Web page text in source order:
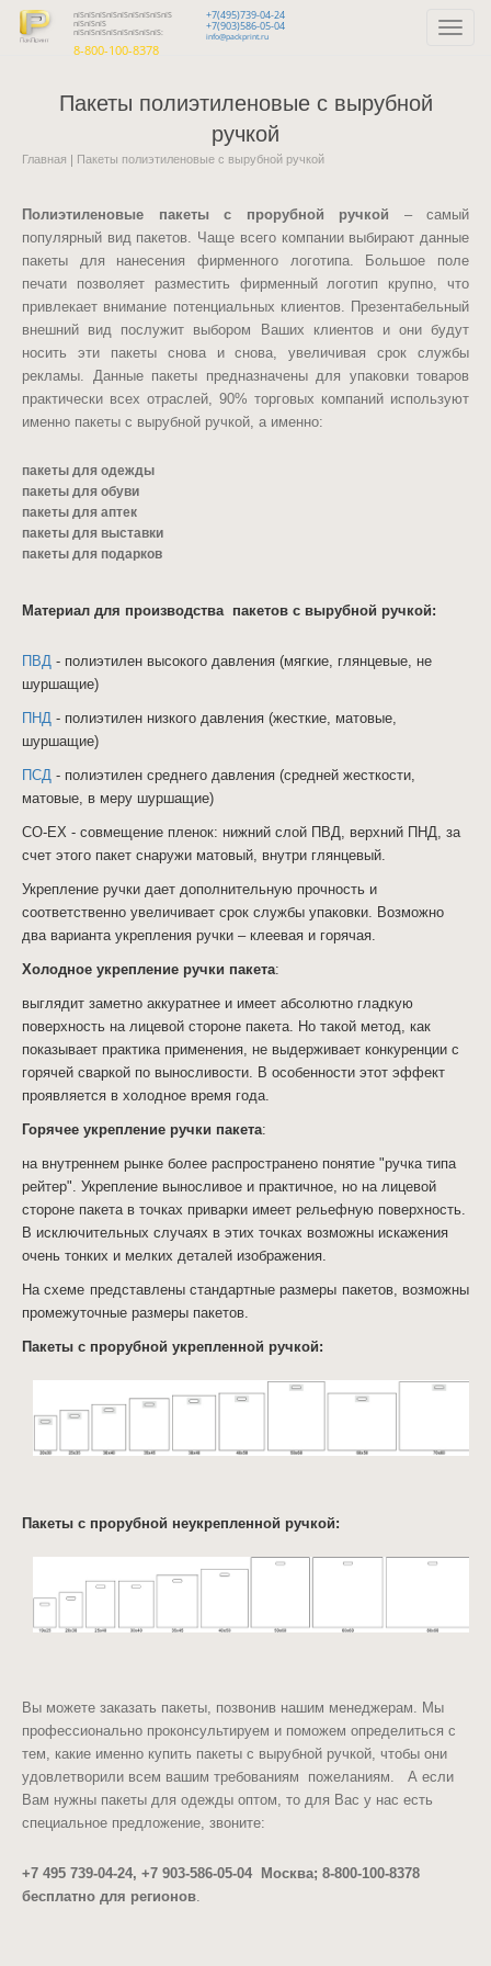
пїЅпїЅпїЅпїЅпїЅпїЅпїЅпїЅпїЅ
пїЅпїЅпїЅ
пїЅпїЅпїЅпїЅпїЅпїЅпїЅпїЅ:
8-800-100-8378
+7(495)739-04-24
+7(903)586-05-04
info@packprint.ru
Toggle
Пакеты полиэтиленовые с вырубной
ручкой
Главная Пакеты полиэтиленовые с вырубной ручкой
Полиэтиленовые пакеты с прорубной ручкой – самый
популярный вид пакетов. Чаще всего компании выбирают данные
пакеты для нанесения фирменного логотипа. Большое поле
печати позволяет разместить фирменный логотип крупно, что
привлекает внимание потенциальных клиентов. Презентабельный
внешний вид послужит выбором Ваших клиентов и они будут
носить эти пакеты снова и снова, увеличивая срок службы
рекламы. Данные пакеты предназначены для упаковки товаров
практически всех отраслей, 90% торговых компаний используют
именно пакеты с вырубной ручкой, а именно:
пакеты для одежды
пакеты для обуви
пакеты для аптек
пакеты для выставки
пакеты для подарков
Материал для производства пакетов с вырубной ручкой:
ПВД - полиэтилен высокого давления (мягкие, глянцевые, не
шуршащие)
ПНД - полиэтилен низкого давления (жесткие, матовые,
шуршащие)
ПСД - полиэтилен среднего давления (средней жесткости,
матовые, в меру шуршащие)
CO-EX - совмещение пленок: нижний слой ПВД, верхний ПНД, за
счет этого пакет снаружи матовый, внутри глянцевый.
Укрепление ручки дает дополнительную прочность и
соответственно увеличивает срок службы упаковки. Возможно
два варианта укрепления ручки – клеевая и горячая.
Холодное укрепление ручки пакета:
выглядит заметно аккуратнее и имеет абсолютно гладкую
поверхность на лицевой стороне пакета. Но такой метод, как
показывает практика применения, не выдерживает конкуренции с
горячей сваркой по выносливости. В особенности этот эффект
проявляется в холодное время года.
Горячее укрепление ручки пакета:
на внутреннем рынке более распространено понятие "ручка типа
рейтер". Укрепление выносливое и практичное, но на лицевой
стороне пакета в точках приварки имеет рельефную поверхность.
В исключительных случаях в этих точках возможны искажения
очень тонких и мелких деталей изображения.
На схеме представлены стандартные размеры пакетов, возможны
промежуточные размеры пакетов.
Пакеты с прорубной укрепленной ручкой:
Пакеты с прорубной неукрепленной ручкой:
Вы можете заказать пакеты, позвонив нашим менеджерам. Мы
профессионально проконсультируем и поможем определиться с
тем, какие именно купить пакеты с вырубной ручкой, чтобы они
удовлетворили всем вашим требованиям пожеланиям.
А если
Вам нужны пакеты для одежды оптом, то для Вас у нас есть
специальное предложение, звоните:
+7 495 739-04-24, +7 903-586-05-04
Москва; 8-800-100-8378
бесплатно для регионов